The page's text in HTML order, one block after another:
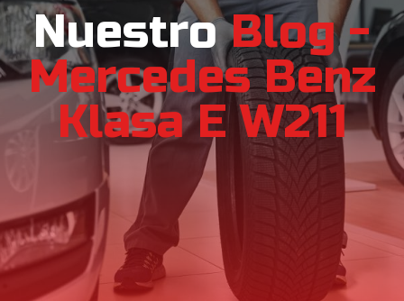
Nuestro Blog -
Mercedes Benz
Klasa E W211